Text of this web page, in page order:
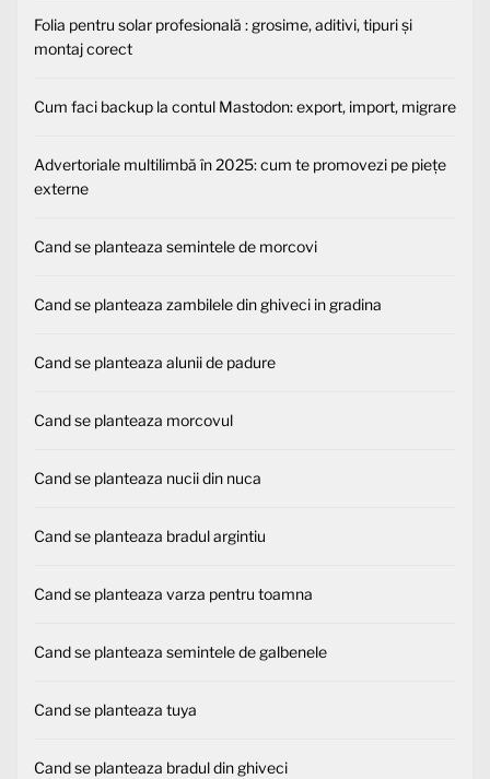
Folia pentru solar profesională : grosime, aditivi, tipuri și
montaj corect
Cum faci backup la contul Mastodon: export, import, migrare
Advertoriale multilimbă în 2025: cum te promovezi pe piețe
externe
Cand se planteaza semintele de morcovi
Cand se planteaza zambilele din ghiveci in gradina
Cand se planteaza alunii de padure
Cand se planteaza morcovul
Cand se planteaza nucii din nuca
Cand se planteaza bradul argintiu
Cand se planteaza varza pentru toamna
Cand se planteaza semintele de galbenele
Cand se planteaza tuya
Cand se planteaza bradul din ghiveci